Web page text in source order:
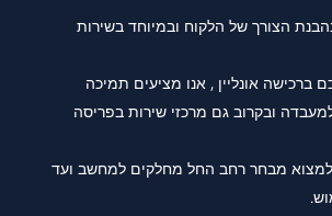
הצורך של הלקוח ובמיוחד בשירות
ברכישה אונליין , אנו מציעים תמיכה
ובקרוב גם מרכזי שירות בפריסה
למצוא מבחר רחב החל מחלקים למחשב ועד